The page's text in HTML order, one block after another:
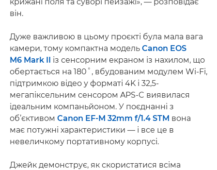
він.
Дуже важливою в цьому проєкті була мала вага
камери, тому компактна модель Canon EOS
M6 Mark II із сенсорним екраном із нахилом, що
обертається на 180˚, вбудованим модулем Wi-Fi,
підтримкою відео у форматі 4K і 32,5-
мегапіксельним сенсором APS-C виявилася
ідеальним компаньйоном. У поєднанні з
об’єктивом Canon EF-M 32mm f/1.4 STM вона
має потужні характеристики — і все це в
невеличкому портативному корпусі.
Джейк демонструє, як скористатися всіма